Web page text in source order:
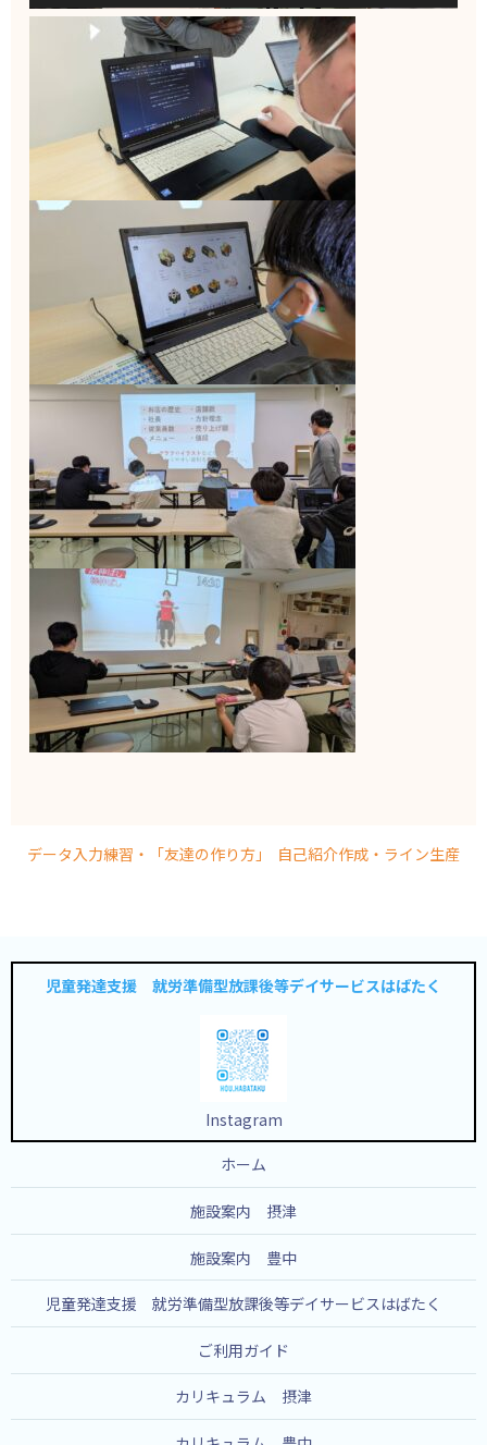
データ入力練習・「友達の作り方」 自己紹介作成・ライン生産
児童発達支援 就労準備型放課後等デイサービスはばたく
Instagram
ホーム
施設案内 摂津
施設案内 豊中
児童発達支援 就労準備型放課後等デイサービスはばたく
ご利用ガイド
カリキュラム 摂津